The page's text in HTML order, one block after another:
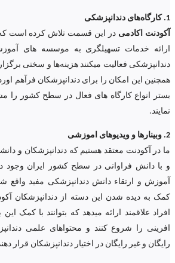
1. کارگاه‌های دندانپزشکی
آکودنت اکادمی در این قسمت تلاش کرده است که
ارائه خدمات تسهیلگری به موسسه های
دندانپزشکی فعالیت میکنند هزینه‌ها و سختی
همچنین این امکان را برای دندانپزشکان فرآهم اورد
بستر انواع کارگاه های فعال در سطح کشور را
نمایند.
2. وبینارها و ویدیوهای اموزشی
ما در آکودنت معتقد هستیم که دندانپزشکان و
و با دانش فراوانی در سطح کشور ایران وجود
آموزش و ارتقاء دانش دندانپزشکی مفید واقع
کمک به دیده شدن این دسته از دندانپزشکان
افراد علاقمند ارائه میدهد که بتوانند با کمک
افرینی را شروع کنند و محتواهای علمی
رایگان و غیر رایگان در اختیار دندانپزشکان قرار